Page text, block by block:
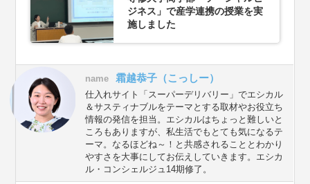
ジネス」で産学連携の授業を実
施しました
name 霜越恭子（こっしー）
仕入れサイト「スーパーデリバリー」でエシカル
＆サスティナブルをテーマとする取材やお役立ち
情報の発信を担当。エシカルはちょっと難しいと
ころもありますが、私生活でもとても気になるテ
ーマ。なるほどね～！と共感されることとわかり
やすさを大事にしてお伝えしていきます。エシカ
ル・コンシェルジュ14期修了。